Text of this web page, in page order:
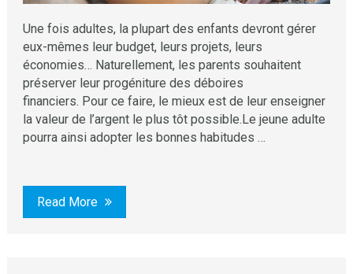
Une fois adultes, la plupart des enfants devront gérer
eux-mêmes leur budget, leurs projets, leurs
économies… Naturellement, les parents souhaitent
préserver leur progéniture des déboires
financiers. Pour ce faire, le mieux est de leur enseigner
la valeur de l’argent le plus tôt possible.Le jeune adulte
pourra ainsi adopter les bonnes habitudes …
Read More